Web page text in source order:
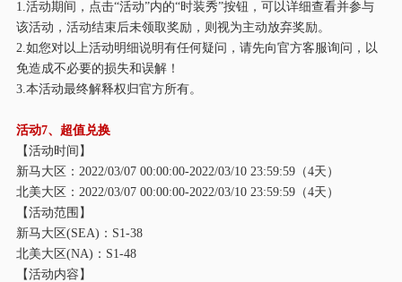
1.活动期间，点击“活动”内的“时装秀”按钮，可以详细查看并参与
该活动，活动结束后未领取奖励，则视为主动放弃奖励。
2.如您对以上活动明细说明有任何疑问，请先向官方客服询问，以
免造成不必要的损失和误解！
3.本活动最终解释权归官方所有。
活动7、超值兑换
【活动时间】
新马大区： 2022/03/07 00:00:00-2022/03/10 23:59:59（4天）
北美大区： 2022/03/07 00:00:00-2022/03/10 23:59:59（4天）
【活动范围】
新马大区(SEA)：S1-38
北美大区(NA)：S1-48
【活动内容】